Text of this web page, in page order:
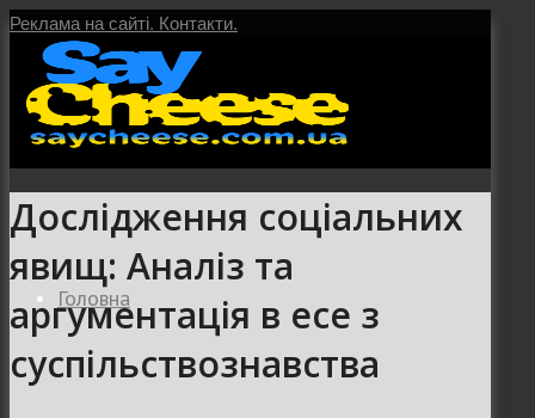
Реклама на сайті. Контакти.
Головна
Дослідження соціальних
явищ: Аналіз та
аргументація в есе з
суспільствознавства